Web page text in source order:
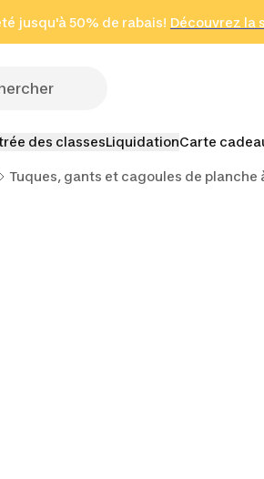
jusqu'à 50% de rabais! Découvrez la
Cliquez ici
en seulement 2
(Zones sélectionnées)
des classesLiquidationCarte
Tuques, gants et cagoules de planche